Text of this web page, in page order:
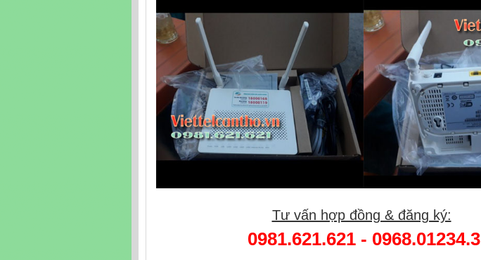
Tư vấn hợp đồng & đăng ký:
0981.621.621- 0968.01234.3